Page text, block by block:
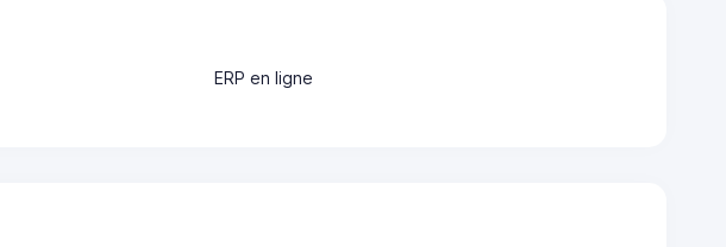
ERP en ligne